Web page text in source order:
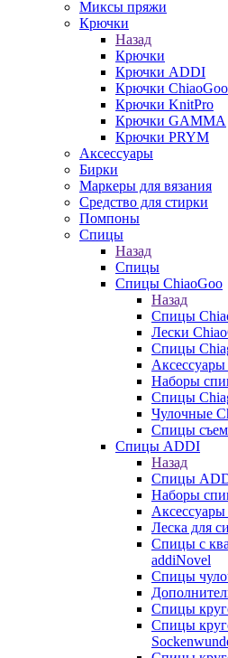
Миксы пряжи
Крючки
Назад
Крючки
Крючки ADDI
Крючки ChiaoGoo
Крючки KnitPro
Крючки GAMMA
Крючки PRYM
Аксессуары
Бирки
Маркеры для вязания
Средство для стирки
Помпоны
Спицы
Назад
Спицы
Спицы ChiaoGoo
Назад
Спицы
Лески
Cпицы
Наборы
Спицы
Чулочные
Спицы
Спицы ADDI
Назад
Спицы
Наборы
Леска для
Спицы с
addiNovel
Спицы
Спицы
Спицы